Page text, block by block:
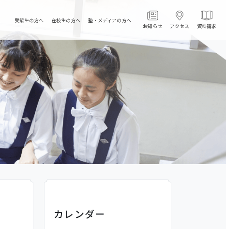
お知らせ アクセス 資料請求
受験生の方へ 在校生の方へ 塾・メディアの方へ
カレンダー